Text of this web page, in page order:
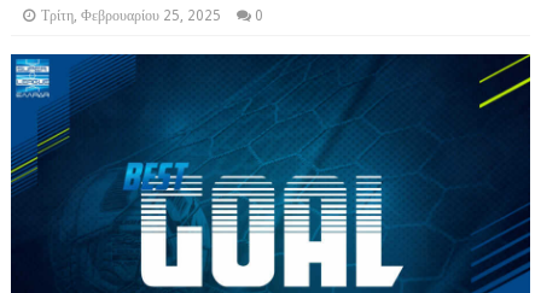
Τρίτη, Φεβρουαρίου 25, 2025 0